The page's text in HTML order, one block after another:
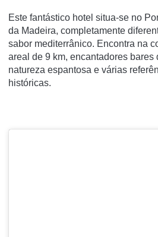
Este fantástico hotel situa-se no
da Madeira, completamente
sabor mediterrânico. Encontra na
areal de 9 km, encantadores bares
natureza espantosa e várias
históricas.